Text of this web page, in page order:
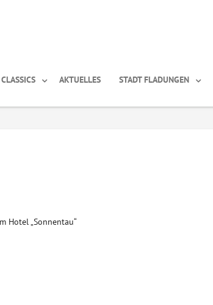
AKTUELLES STADT FLADUNGEN
Hotel „Sonnentau“